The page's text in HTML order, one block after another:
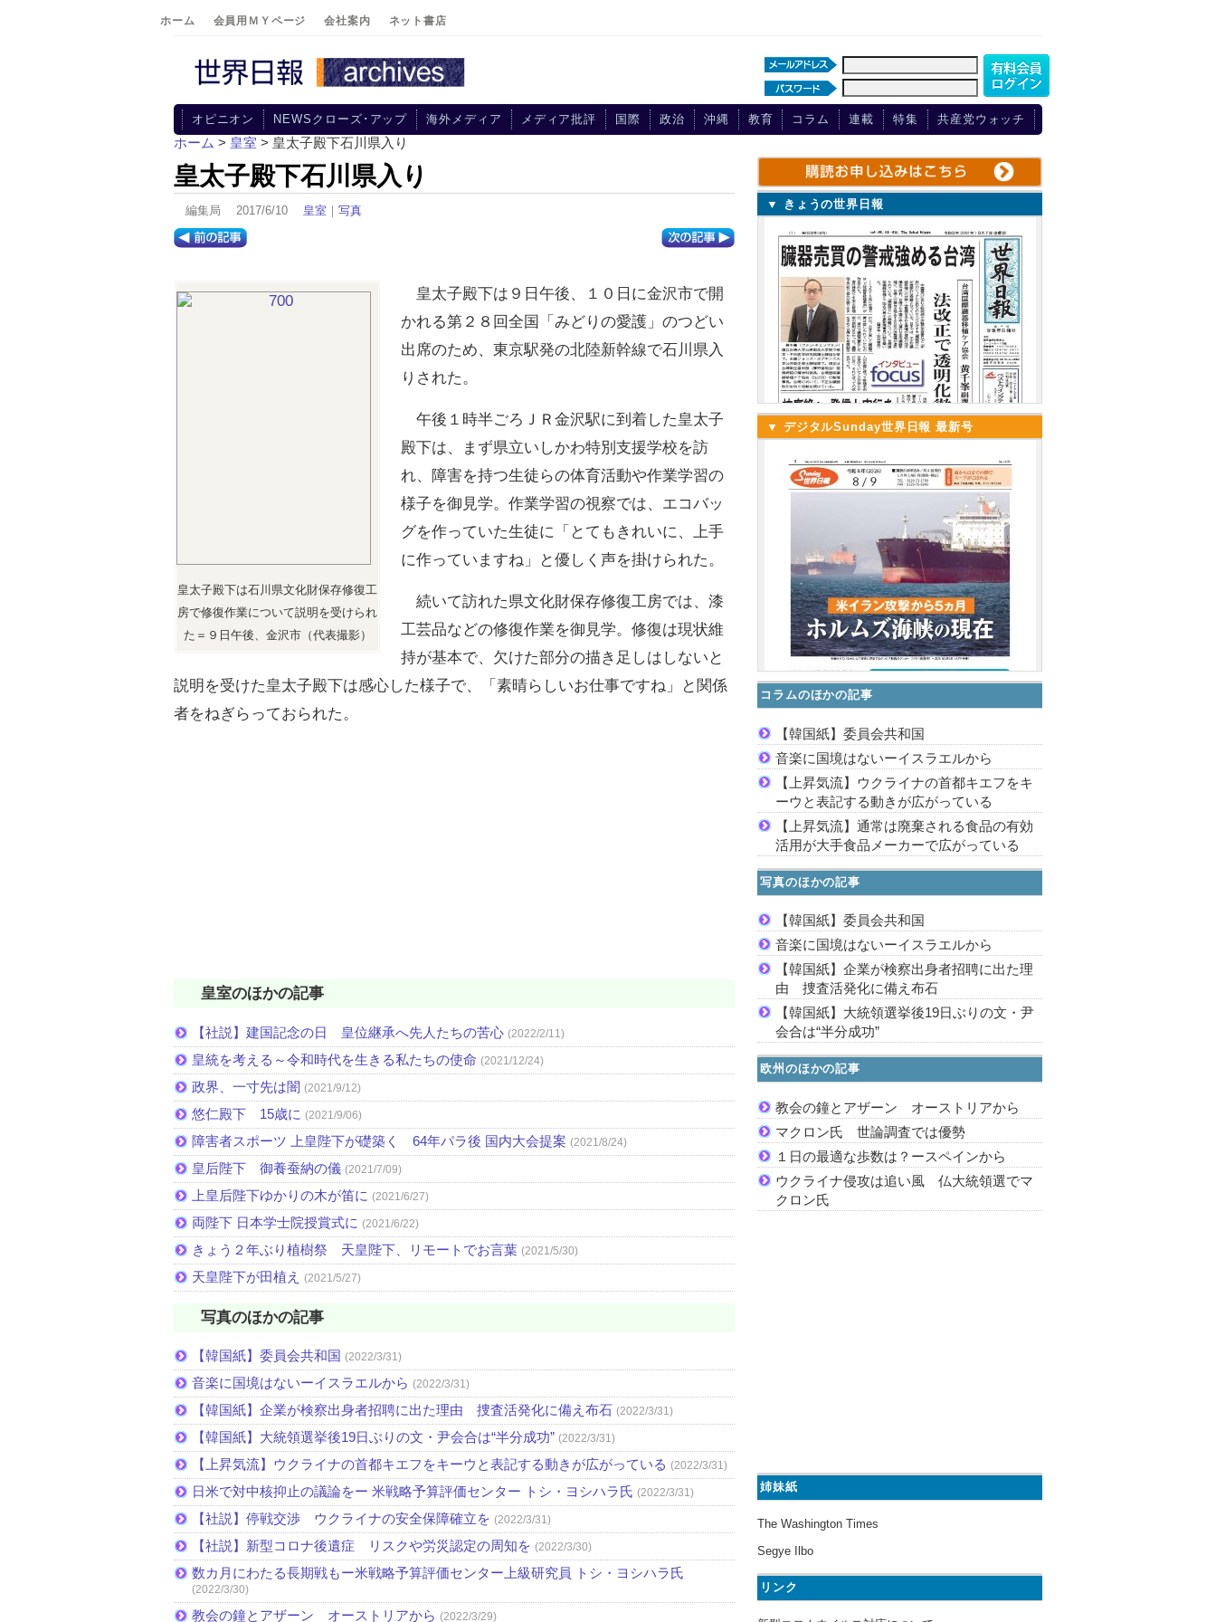
ホーム 会員用ＭＹページ 会社案内 ネット書店
オピニオン NEWSクローズ･アップ 海外メディア メディア批評 国際 政治 沖縄 教育 コラム 連載 特集 共産党ウォッチ
ホーム > 皇室 > 皇太子殿下石川県入り
皇太子殿下石川県入り
編集局 2017/6/10 皇室 ｜ 写真
皇太子殿下は石川県文化財保存修復工
房で修復作業について説明を受けられ
た＝９日午後、金沢市（代表撮影）
皇太子殿下は９日午後、１０日に金沢市で開
かれる第２８回全国「みどりの愛護」のつどい
出席のため、東京駅発の北陸新幹線で石川県入
りされた。
午後１時半ごろＪＲ金沢駅に到着した皇太子
殿下は、まず県立いしかわ特別支援学校を訪
れ、障害を持つ生徒らの体育活動や作業学習の
様子を御見学。作業学習の視察では、エコバッ
グを作っていた生徒に「とてもきれいに、上手
に作っていますね」と優しく声を掛けられた。
続いて訪れた県文化財保存修復工房では、漆
工芸品などの修復作業を御見学。修復は現状維
持が基本で、欠けた部分の描き足しはしないと
説明を受けた皇太子殿下は感心した様子で、「素晴らしいお仕事ですね」と関係
者をねぎらっておられた。
皇室のほかの記事
【社説】建国記念の日 皇位継承へ先人たちの苦心 (2022/2/11)
皇統を考える～令和時代を生きる私たちの使命 (2021/12/24)
政界、一寸先は闇 (2021/9/12)
悠仁殿下 15歳に (2021/9/06)
障害者スポーツ 上皇陛下が礎築く 64年パラ後 国内大会提案 (2021/8/24)
皇后陛下 御養蚕納の儀 (2021/7/09)
上皇后陛下ゆかりの木が笛に (2021/6/27)
両陛下 日本学士院授賞式に (2021/6/22)
きょう２年ぶり植樹祭 天皇陛下、リモートでお言葉 (2021/5/30)
天皇陛下が田植え (2021/5/27)
写真のほかの記事
【韓国紙】委員会共和国 (2022/3/31)
音楽に国境はないーイスラエルから (2022/3/31)
【韓国紙】企業が検察出身者招聘に出た理由 捜査活発化に備え布石 (2022/3/31)
【韓国紙】大統領選挙後19日ぶりの文・尹会合は“半分成功” (2022/3/31)
【上昇気流】ウクライナの首都キエフをキーウと表記する動きが広がっている (2022/3/31)
日米で対中核抑止の議論をー 米戦略予算評価センター トシ・ヨシハラ氏 (2022/3/31)
【社説】停戦交渉 ウクライナの安全保障確立を (2022/3/31)
【社説】新型コロナ後遺症 リスクや労災認定の周知を (2022/3/30)
数カ月にわたる長期戦もー米戦略予算評価センター上級研究員 トシ・ヨシハラ氏
(2022/3/30)
教会の鐘とアザーン オーストリアから (2022/3/29)
▼ きょうの世界日報
▼ デジタルSunday世界日報 最新号
コラムのほかの記事
【韓国紙】委員会共和国
音楽に国境はないーイスラエルから
【上昇気流】ウクライナの首都キエフをキ
ーウと表記する動きが広がっている
【上昇気流】通常は廃棄される食品の有効
活用が大手食品メーカーで広がっている
写真のほかの記事
【韓国紙】委員会共和国
音楽に国境はないーイスラエルから
【韓国紙】企業が検察出身者招聘に出た理
由 捜査活発化に備え布石
【韓国紙】大統領選挙後19日ぶりの文・尹
会合は“半分成功”
欧州のほかの記事
教会の鐘とアザーン オーストリアから
マクロン氏 世論調査では優勢
１日の最適な歩数は？ースペインから
ウクライナ侵攻は追い風 仏大統領選でマ
クロン氏
姉妹紙
The Washington Times
Segye Ilbo
リンク